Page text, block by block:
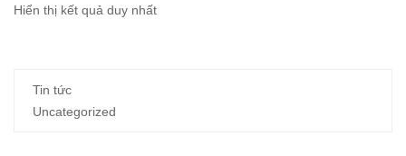
Hiển thị kết quả duy nhất
Tin tức
Uncategorized